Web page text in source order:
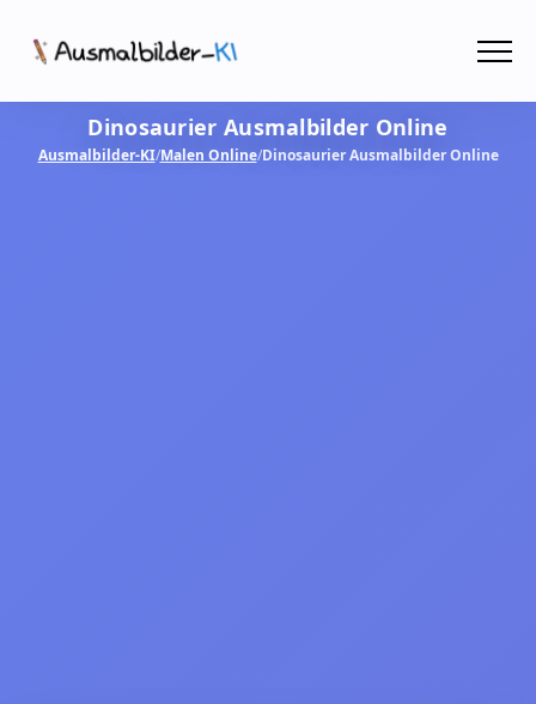
Ausmalbilder
Dinosaurier Ausmalbilder Online
Ausmalbilder-KI/Malen Online/Dinosaurier Ausmalbilder Online